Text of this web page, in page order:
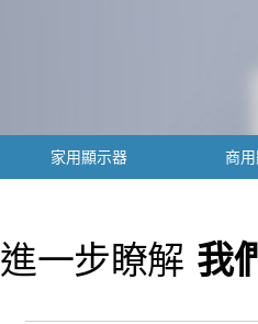
家用顯示器 商
進一步瞭解 我